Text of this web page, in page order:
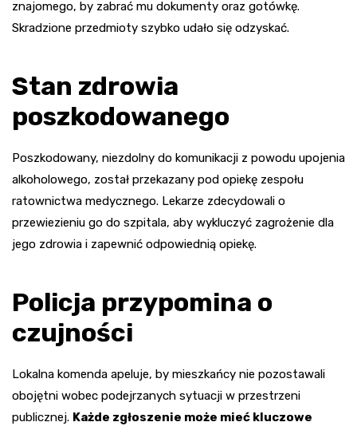
znajomego, by zabrać mu dokumenty oraz gotówkę.
Skradzione przedmioty szybko udało się odzyskać.
Stan zdrowia
poszkodowanego
Poszkodowany, niezdolny do komunikacji z powodu upojenia
alkoholowego, został przekazany pod opiekę zespołu
ratownictwa medycznego. Lekarze zdecydowali o
przewiezieniu go do szpitala, aby wykluczyć zagrożenie dla
jego zdrowia i zapewnić odpowiednią opiekę.
Policja przypomina o
czujności
Lokalna komenda apeluje, by mieszkańcy nie pozostawali
obojętni wobec podejrzanych sytuacji w przestrzeni
publicznej. Każde zgłoszenie może mieć kluczowe